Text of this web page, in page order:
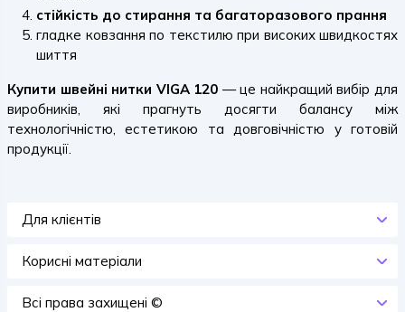
стійкість до стирання та багаторазового прання
гладке ковзання по текстилю при високих швидкостях
шиття
Купити швейні нитки VIGA 120 — це найкращий вибір для
виробників, які прагнуть досягти балансу між
технологічністю, естетикою та довговічністю у готовій
продукції.
Для клієнтів
Корисні матеріали
Всi права захищенi ©